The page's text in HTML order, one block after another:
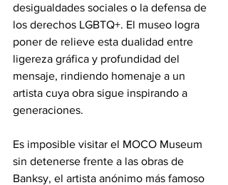
desigualdades sociales o la defensa de
los derechos LGBTQ+. El museo logra
poner de relieve esta dualidad entre
ligereza gráfica y profundidad del
mensaje, rindiendo homenaje a un
artista cuya obra sigue inspirando a
generaciones.
Es imposible visitar el MOCO Museum
sin detenerse frente a las obras de
Banksy, el artista anónimo más famoso